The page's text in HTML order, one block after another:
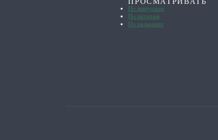
По выпускам
По авторам
По названию